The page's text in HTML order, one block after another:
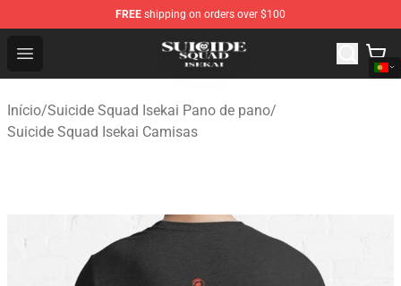
FREE shipping on orders over $100
Open menu
Suicide Squad Isekai Store - Official Suicide Squad
Início/Suicide Squad Isekai Pano de pano/
Suicide Squad Isekai Camisas